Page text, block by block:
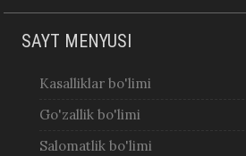
SAYT MENYUSI
Kasalliklar bo'limi
Go'zallik bo'limi
Salomatlik bo'limi